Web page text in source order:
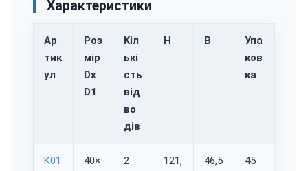
Характеристики
Ар
тик
ул
Роз
мір
Dx
D1
Kіл
ькі
сть
від
во
дів
H B
Упа
ков
ка
K01
40×
2
121,
46,5
45